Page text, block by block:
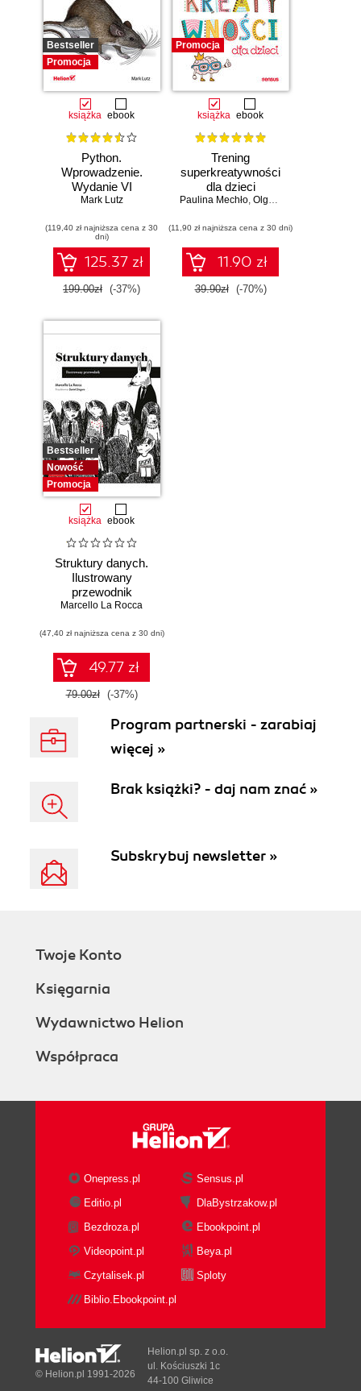
Bestseller
Promocja
książka ebook
Python.
Wprowadzenie.
Wydanie VI
Mark Lutz
(119,40 zł najniższa cena z 30
dni)
125.37 zł
199.00zł (-37%)
Promocja
książka ebook
Trening
superkreatywności
dla dzieci
Paulina Mechło, Olga Geppert
(11,90 zł najniższa cena z 30 dni)
11.90 zł
39.90zł (-70%)
Bestseller
Nowość
Promocja
książka ebook
Struktury danych.
Ilustrowany
przewodnik
Marcello La Rocca
(47,40 zł najniższa cena z 30 dni)
49.77 zł
79.00zł (-37%)
Program partnerski - zarabiaj
więcej »
Brak książki? - daj nam znać »
Subskrybuj newsletter »
Twoje Konto
Księgarnia
Wydawnictwo Helion
Współpraca
Onepress.pl
Sensus.pl
Editio.pl
DlaBystrzakow.pl
Bezdroza.pl
Ebookpoint.pl
Videopoint.pl
Beya.pl
Czytalisek.pl
Sploty
Biblio.Ebookpoint.pl
© Helion.pl 1991-2026
Helion.pl sp. z o.o.
ul. Kościuszki 1c
44-100 Gliwice